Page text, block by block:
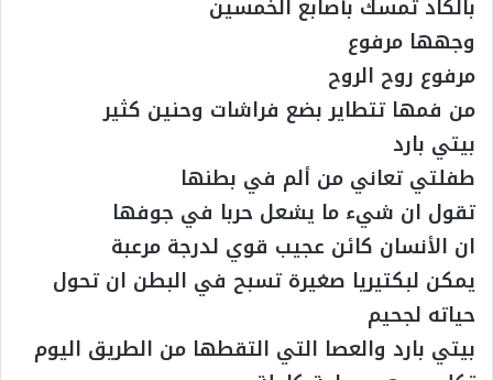
بالكاد تمسك بأصابع الخمسين
وجهها مرفوع
مرفوع روح الروح
من فمها تتطاير بضع فراشات وحنين كثير
بيتي بارد
طفلتي تعاني من ألم في بطنها
تقول ان شيء ما يشعل حربا في جوفها
ان الأنسان كائن عجيب قوي لدرجة مرعبة
يمكن لبكتيريا صغيرة تسبح في البطن ان تحول
حياته لجحيم
بيتي بارد والعصا التي التقطها من الطريق اليوم